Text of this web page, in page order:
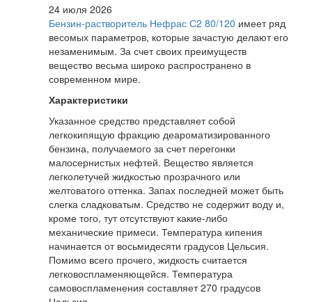
24 июля 2026
Бензин-растворитель Нефрас С2 80/120 имеет ряд
весомых параметров, которые зачастую делают его
незаменимым. За счет своих преимуществ
вещество весьма широко распространено в
современном мире.
Характеристики
Указанное средство представляет собой
легкокипящую фракцию деароматизированного
бензина, получаемого за счет перегонки
малосернистых нефтей. Вещество является
легколетучей жидкостью прозрачного или
желтоватого оттенка. Запах последней может быть
слегка сладковатым. Средство не содержит воду и,
кроме того, тут отсутствуют какие-либо
механические примеси. Температура кипения
начинается от восьмидесяти градусов Цельсия.
Помимо всего прочего, жидкость считается
легковоспламеняющейся. Температура
самовоспламенения составляет 270 градусов